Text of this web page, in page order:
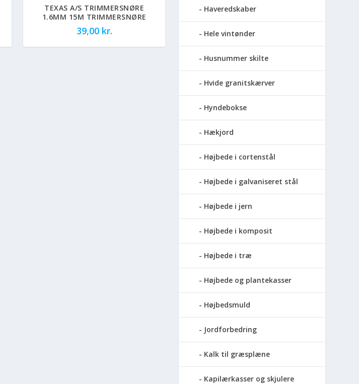
TEXAS A/S TRIMMERSNØRE
1.6MM 15M TRIMMERSNØRE
39,00 kr.
Haveredskaber
Hele vintønder
Husnummer skilte
Hvide granitskærver
Hyndebokse
Hækjord
Højbede i cortenstål
Højbede i galvaniseret stål
Højbede i jern
Højbede i komposit
Højbede i træ
Højbede og plantekasser
Højbedsmuld
Jordforbedring
Kalk til græsplæne
Kapilærkasser og skjulere